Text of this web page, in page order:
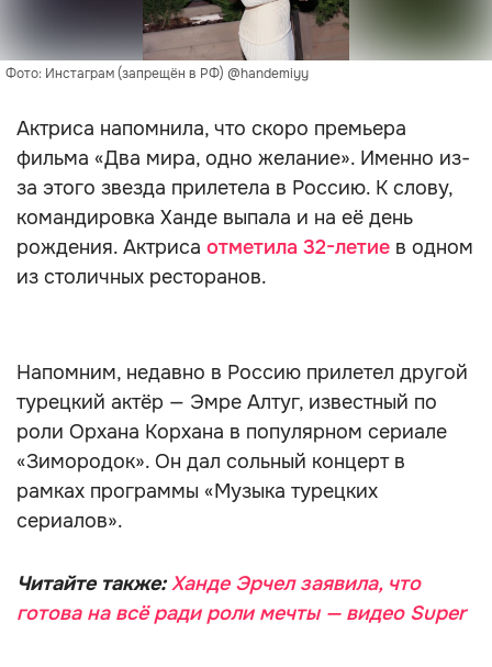
Фото: Инстаграм (запрещён в РФ) @handemiyy
Актриса напомнила, что скоро премьера
фильма «Два мира, одно желание». Именно из-
за этого звезда прилетела в Россию. К слову,
командировка Ханде выпала и на её день
рождения. Актриса отметила 32-летие в одном
из столичных ресторанов.
Напомним, недавно в Россию прилетел другой
турецкий актёр — Эмре Алтуг, известный по
роли Орхана Корхана в популярном сериале
«Зимородок». Он дал сольный концерт в
рамках программы «Музыка турецких
сериалов».
Читайте также:Ханде Эрчел заявила, что
готова на всё ради роли мечты — видео Super